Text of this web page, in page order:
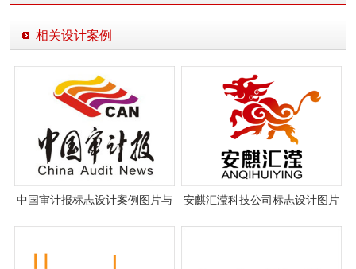
相关设计案例
中国审计报标志设计案例图片与
安麒汇滢科技公司标志设计图片